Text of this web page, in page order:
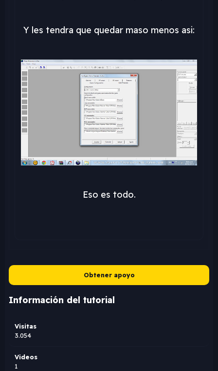
Y les tendra que quedar maso menos asi:
Eso es todo.
Obtener apoyo
Información del tutorial
Visitas
3.054
Videos
1